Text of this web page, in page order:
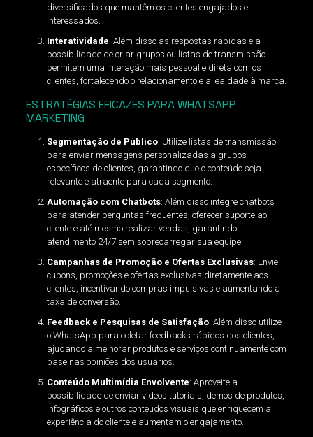
diversificados que mantêm os clientes engajados e
interessados.
Interatividade: Além disso as respostas rápidas e a
possibilidade de criar grupos ou listas de transmissão
permitem uma interação mais pessoal e direta com os
clientes, fortalecendo o relacionamento e a lealdade à marca.
ESTRATÉGIAS EFICAZES PARA WHATSAPP
MARKETING
Segmentação de Público: Utilize listas de transmissão
para enviar mensagens personalizadas a grupos
específicos de clientes, garantindo que o conteúdo seja
relevante e atraente para cada segmento.
Automação com Chatbots: Além disso integre chatbots
para atender perguntas frequentes, oferecer suporte ao
cliente e até mesmo realizar vendas, garantindo
atendimento 24/7 sem sobrecarregar sua equipe.
Campanhas de Promoção e Ofertas Exclusivas: Envie
cupons, promoções e ofertas exclusivas diretamente aos
clientes, incentivando compras impulsivas e aumentando a
taxa de conversão.
Feedback e Pesquisas de Satisfação: Além disso utilize
o WhatsApp para coletar feedbacks rápidos dos clientes,
ajudando a melhorar produtos e serviços continuamente com
base nas opiniões dos usuários.
Conteúdo Multimídia Envolvente: Aproveite a
possibilidade de enviar vídeos tutoriais, demos de produtos,
infográficos e outros conteúdos visuais que enriquecem a
experiência do cliente e aumentam o engajamento.